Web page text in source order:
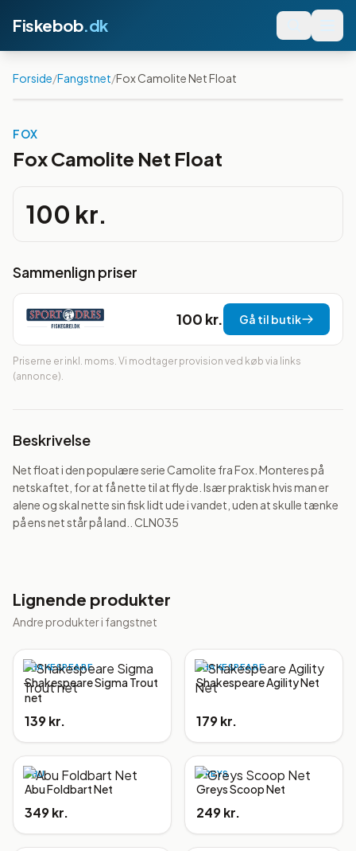
Fiskebob.dk
Forside/Fangstnet/Fox Camolite Net Float
FOX
Fox Camolite Net Float
100 kr.
Sammenlign priser
100 kr. Gå til butik
Priserne er inkl. moms. Vi modtager provision ved køb via links
(annonce).
Beskrivelse
Net float i den populære serie Camolite fra Fox. Monteres på
netskaftet, for at få nette til at flyde. Især praktisk hvis man er
alene og skal nette sin fisk lidt ude i vandet, uden at skulle tænke
på ens net står på land.. CLN035
Lignende produkter
Andre produkter i fangstnet
SHAKESPEARE
Shakespeare Sigma Trout
net
139 kr.
SHAKESPEARE
Shakespeare Agility Net
179 kr.
ABU
Abu Foldbart Net
349 kr.
GREYS
Greys Scoop Net
249 kr.